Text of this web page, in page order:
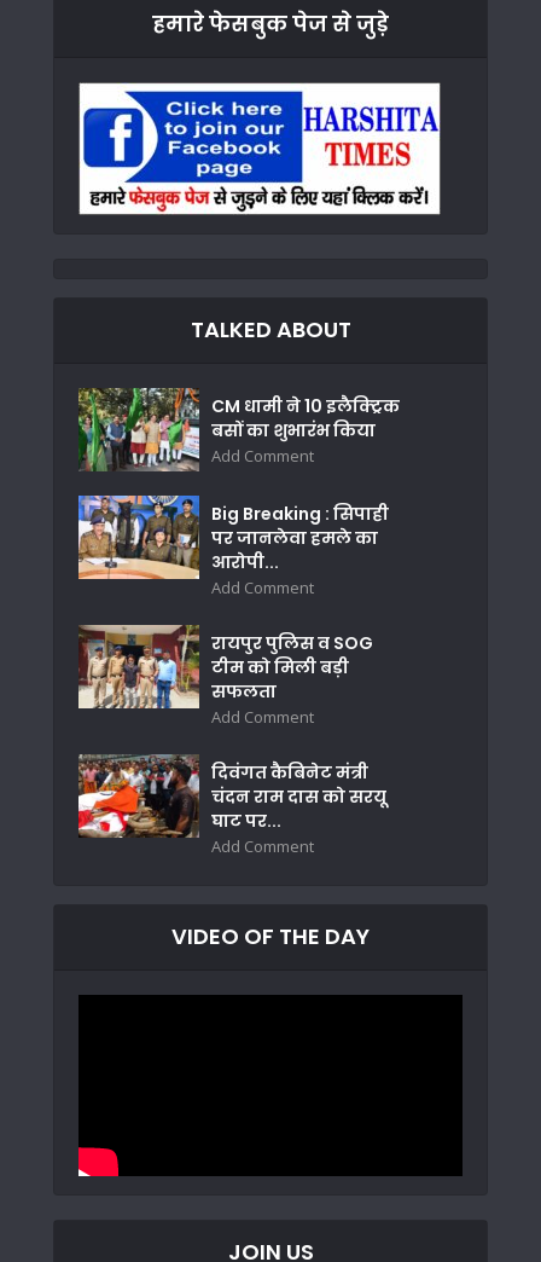
हमारे फेसबुक पेज से जुड़े
TALKED ABOUT
CM धामी ने 10 इलैक्ट्रिक
बसों का शुभारंभ किया
Add Comment
Big Breaking : सिपाही
पर जानलेवा हमले का
आरोपी...
Add Comment
रायपुर पुलिस व SOG
टीम को मिली बड़ी
सफलता
Add Comment
दिवंगत कैबिनेट मंत्री
चंदन राम दास को सरयू
घाट पर...
Add Comment
VIDEO OF THE DAY
JOIN US